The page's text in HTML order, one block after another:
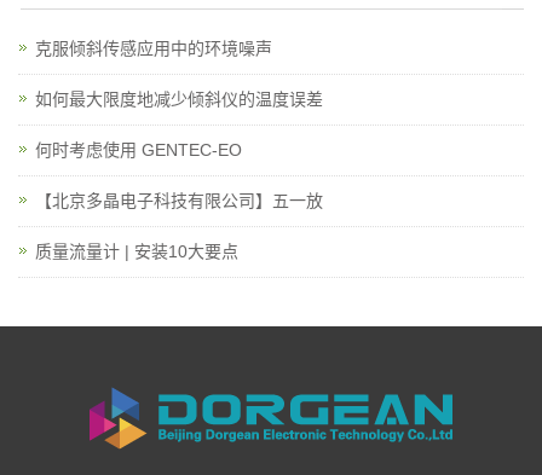
克服倾斜传感应用中的环境噪声
如何最大限度地减少倾斜仪的温度误差
何时考虑使用 GENTEC-EO
【北京多晶电子科技有限公司】五一放
质量流量计 | 安装10大要点